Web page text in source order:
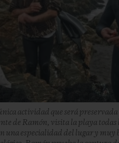
actividad que será
de Ramón, visita la playa todas
una especialidad del lugar y muy